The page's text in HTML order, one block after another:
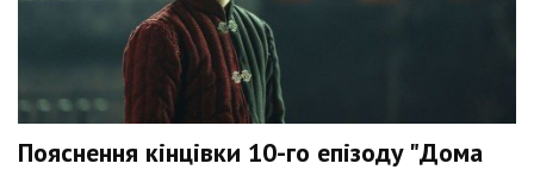
Пояснення кінцівки 10-го епізоду "Дома